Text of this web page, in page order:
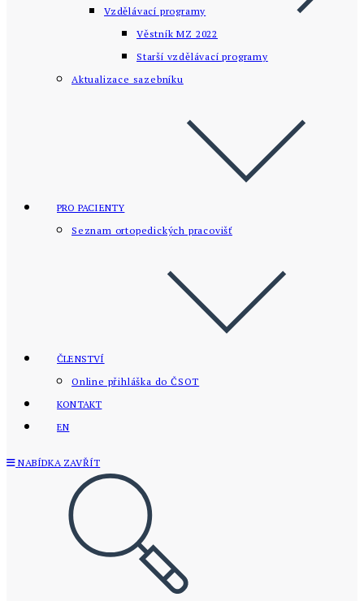
Vzdělávací programy
Věstník MZ 2022
Starší vzdělávací­ programy
Aktualizace sazebníku
PRO PACIENTY
Seznam ortopedických pracovišť
ČLENSTVÍ
Online přihláška do ČSOT
KONTAKT
EN
NABÍDKA ZAVŘÍT